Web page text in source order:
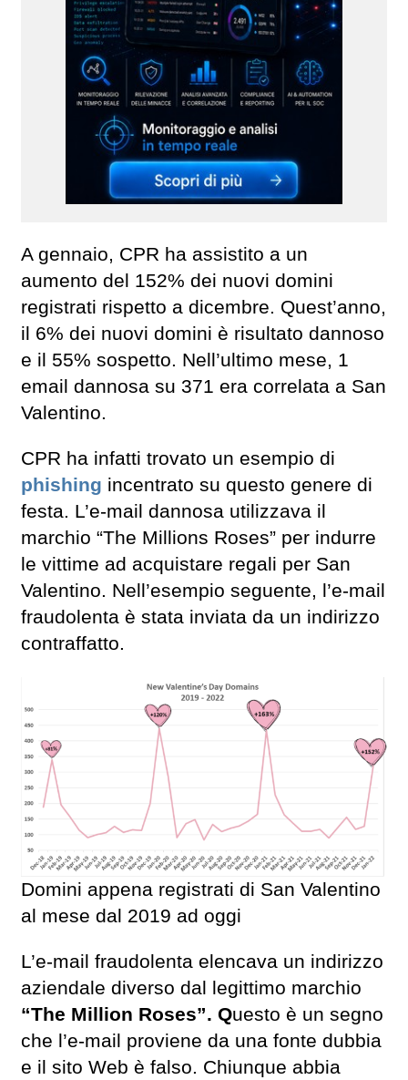
A gennaio, CPR ha assistito a un
aumento del 152% dei nuovi domini
registrati rispetto a dicembre. Quest’anno,
il 6% dei nuovi domini è risultato dannoso
e il 55% sospetto. Nell’ultimo mese, 1
email dannosa su 371 era correlata a San
Valentino.
CPR ha infatti trovato un esempio di
phishing incentrato su questo genere di
festa. L’e-mail dannosa utilizzava il
marchio “The Millions Roses” per indurre
le vittime ad acquistare regali per San
Valentino. Nell’esempio seguente, l’e-mail
fraudolenta è stata inviata da un indirizzo
contraffatto.
Domini appena registrati di San Valentino
al mese dal 2019 ad oggi
L’e-mail fraudolenta elencava un indirizzo
aziendale diverso dal legittimo marchio
“The Million Roses”. Questo è un segno
che l’e-mail proviene da una fonte dubbia
e il sito Web è falso. Chiunque abbia